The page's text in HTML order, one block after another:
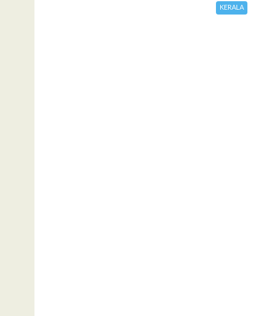
KERALA